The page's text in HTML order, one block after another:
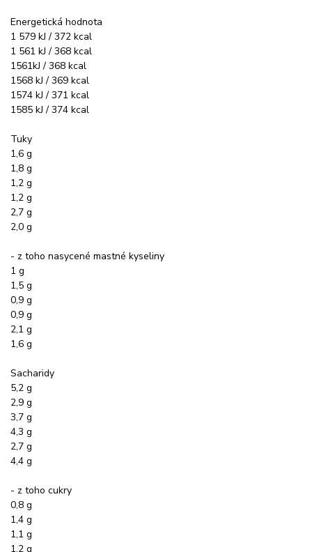
Energetická hodnota
1 579 kJ / 372 kcal
1 561 kJ / 368 kcal
1561kJ / 368 kcal
1568 kJ / 369 kcal
1574 kJ / 371 kcal
1585 kJ / 374 kcal
Tuky
1,6 g
1,8 g
1,2 g
1,2 g
2,7 g
2,0 g
- z toho nasycené mastné kyseliny
1 g
1,5 g
0,9 g
0,9 g
2,1 g
1,6 g
Sacharidy
5,2 g
2,9 g
3,7 g
4,3 g
2,7 g
4,4 g
- z toho cukry
0,8 g
1,4 g
1,1 g
1,2 g